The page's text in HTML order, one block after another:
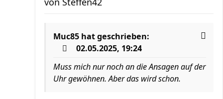
Muc85 hat geschrieben:
02.05.2025, 19:24
Muss mich nur noch an die Ansagen auf der
Uhr gewöhnen. Aber das wird schon.